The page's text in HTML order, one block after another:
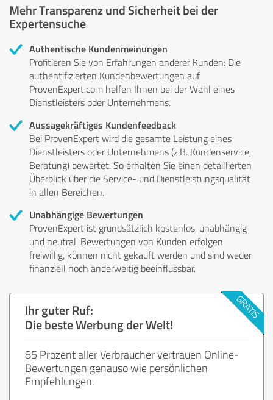
Mehr Transparenz und Sicherheit bei der
Expertensuche
Authentische Kundenmeinungen
Profitieren Sie von Erfahrungen anderer Kunden: Die
authentifizierten Kundenbewertungen auf
ProvenExpert.com helfen Ihnen bei der Wahl eines
Dienstleisters oder Unternehmens.
Aussagekräftiges Kundenfeedback
Bei ProvenExpert wird die gesamte Leistung eines
Dienstleisters oder Unternehmens (z.B. Kundenservice,
Beratung) bewertet. So erhalten Sie einen detaillierten
Überblick über die Service- und Dienstleistungsqualität
in allen Bereichen.
Unabhängige Bewertungen
ProvenExpert ist grundsätzlich kostenlos, unabhängig
und neutral. Bewertungen von Kunden erfolgen
freiwillig, können nicht gekauft werden und sind weder
finanziell noch anderweitig beeinflussbar.
Ihr guter Ruf:
Die beste Werbung der Welt!
85 Prozent aller Verbraucher vertrauen Online-
Bewertungen genauso wie persönlichen
Empfehlungen.